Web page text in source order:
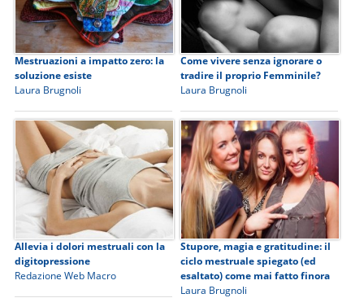
Mestruazioni a impatto zero: la
soluzione esiste
Laura Brugnoli
Come vivere senza ignorare o
tradire il proprio Femminile?
Laura Brugnoli
Allevia i dolori mestruali con la
digitopressione
Redazione Web Macro
Stupore, magia e gratitudine: il
ciclo mestruale spiegato (ed
esaltato) come mai fatto finora
Laura Brugnoli